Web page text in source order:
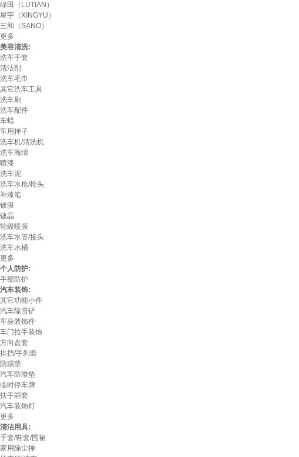
绿田（LUTIAN）
星宇（XINGYU）
三和（SANO）
更多
美容清洗:
洗车手套
清洁剂
洗车毛巾
其它洗车工具
洗车刷
洗车配件
车蜡
车用掸子
洗车机/清洗机
洗车海绵
喷漆
洗车泥
洗车水枪/枪头
补漆笔
镀膜
镀晶
轮毂喷膜
洗车水管/接头
洗车水桶
更多
个人防护:
手部防护
汽车装饰:
其它功能小件
汽车除雪铲
车身装饰件
车门拉手装饰
方向盘套
排挡/手刹套
防踢垫
汽车防滑垫
临时停车牌
扶手箱套
汽车装饰灯
更多
清洁用具:
手套/鞋套/围裙
家用除尘掸